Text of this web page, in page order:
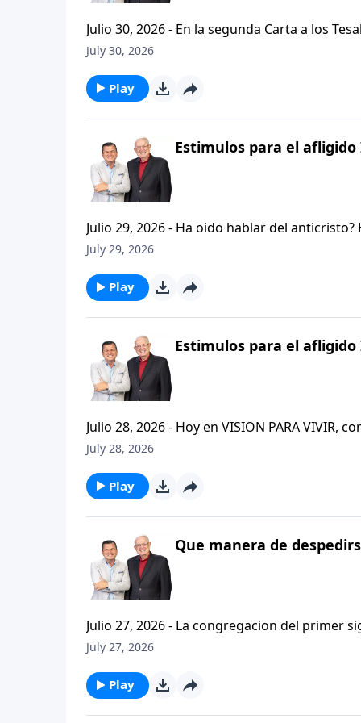
Julio 30, 2026 - En la segunda Carta a los
permanezcan firmes y aferrados a las
del mensaje que comenzamos hace un par
July 30, 2026
Play
Estimulos para el
Julio 29, 2026 - Ha oido hablar del
que se refiere la Biblia cuando usa la palabra
capitulo de 2 Tesalonicenses y escuchemos
AFLIGIDO.
July 29, 2026
Play
Estimulos para el afligido
Julio 28, 2026 - Hoy en VISION PARA
CRISTIANISMO FIRME: UN ESTUDIO DE 2
el pastor Carlos A. Zazueta titulo: "ESTIMULOS
July 28, 2026
Play
Que manera de
Julio 27, 2026 - La congregacion del primer
interpersonales cristianas y genuinas. Se afirmaban mutuamente. Daban cuentas de si mismos unos con
que significa desarrollar relaciones
July 27, 2026
Play